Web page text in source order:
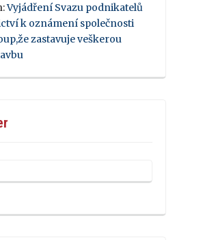
:Vyjádření Svazu podnikatelů
k oznámení společnosti
zastavuje veškerou